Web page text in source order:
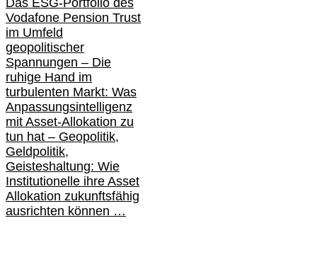
Das ESG-Portfolio des
Vodafone Pension Trust
im Umfeld
geopolitischer
Spannungen – Die
ruhige Hand im
turbulenten Markt: Was
Anpassungsintelligenz
mit Asset-Allokation zu
tun hat – Geopolitik,
Geldpolitik,
Geisteshaltung: Wie
Institutionelle ihre Asset
Allokation zukunftsfähig
ausrichten können …